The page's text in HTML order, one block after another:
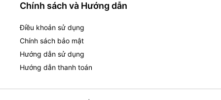
Chính sách và Hướng dẫn
Điều khoản sử dụng
Chính sách bảo mật
Hướng dẫn sử dụng
Hướng dẫn thanh toán